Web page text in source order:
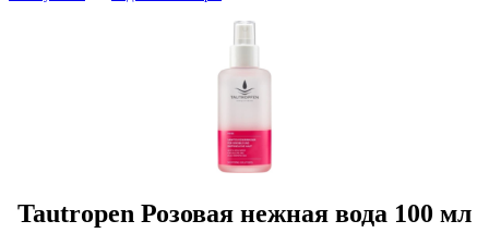
Tautropen Розовая нежная вода 100 мл